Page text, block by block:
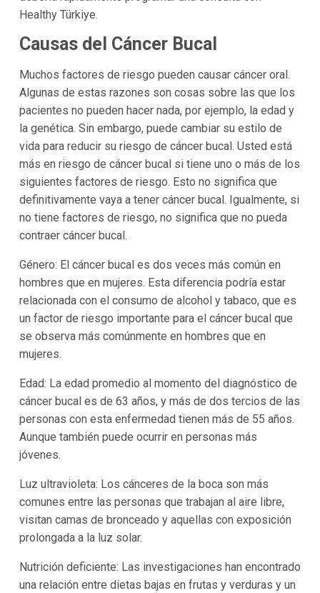
Healthy Türkiye.
Causas del Cáncer Bucal
Muchos factores de riesgo pueden causar cáncer oral.
Algunas de estas razones son cosas sobre las que los
pacientes no pueden hacer nada, por ejemplo, la edad y
la genética. Sin embargo, puede cambiar su estilo de
vida para reducir su riesgo de cáncer bucal. Usted está
más en riesgo de cáncer bucal si tiene uno o más de los
siguientes factores de riesgo. Esto no significa que
definitivamente vaya a tener cáncer bucal. Igualmente, si
no tiene factores de riesgo, no significa que no pueda
contraer cáncer bucal.
Género: El cáncer bucal es dos veces más común en
hombres que en mujeres. Esta diferencia podría estar
relacionada con el consumo de alcohol y tabaco, que es
un factor de riesgo importante para el cáncer bucal que
se observa más comúnmente en hombres que en
mujeres.
Edad: La edad promedio al momento del diagnóstico de
cáncer bucal es de 63 años, y más de dos tercios de las
personas con esta enfermedad tienen más de 55 años.
Aunque también puede ocurrir en personas más
jóvenes.
Luz ultravioleta: Los cánceres de la boca son más
comunes entre las personas que trabajan al aire libre,
visitan camas de bronceado y aquellas con exposición
prolongada a la luz solar.
Nutrición deficiente: Las investigaciones han encontrado
una relación entre dietas bajas en frutas y verduras y un